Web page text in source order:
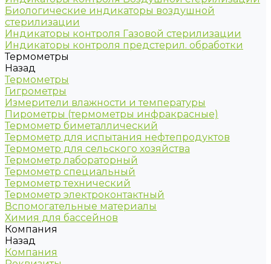
Биологические индикаторы воздушной
стерилизации
Индикаторы контроля Газовой стерилизации
Индикаторы контроля предстерил. обработки
Термометры
Назад
Термометры
Гигрометры
Измерители влажности и температуры
Пирометры (термометры инфракрасные)
Термометр биметаллический
Термометр для испытания нефтепродуктов
Термометр для сельского хозяйства
Термометр лабораторный
Термометр специальный
Термометр технический
Термометр электроконтактный
Вспомогательные материалы
Химия для бассейнов
Компания
Назад
Компания